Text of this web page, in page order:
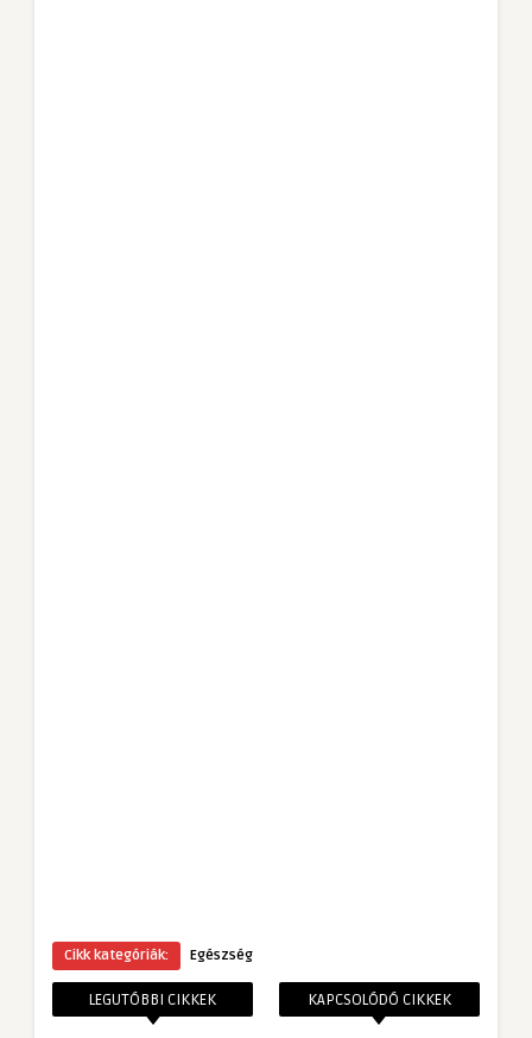
Cikk kategóriák: Egészség
LEGUTÓBBI CIKKEK KAPCSOLÓDÓ CIKKEK